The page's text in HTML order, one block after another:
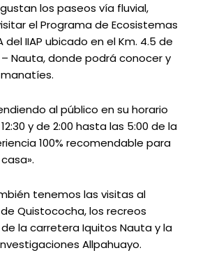
los paseos vía fluvial,
el Programa de Ecosistemas
del IIAP ubicado en el Km. 4.5 de
Nauta, donde podrá conocer y
al público en su horario
y de 2:00 hasta las 5:00 de la
100% recomendable para
tenemos las visitas al
Quistococha, los recreos
la carretera Iquitos Nauta y la
Allpahuayo.